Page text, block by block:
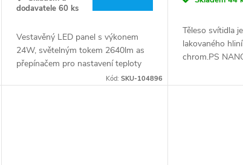
dodavatele60 ks
Vestavěný LED panel s výkonem
24W, světelným tokem 2640lm as
přepínačem pro nastavení teploty
světla (3000/4000/65000K). LED
Kód: SKU-104896
Těleso svítidla
lakovaného
chrom.PS
světla v